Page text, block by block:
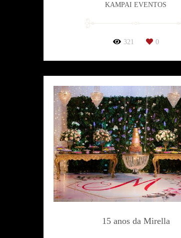
KAMPAI EVENTOS
321 0
15 anos da Mirella